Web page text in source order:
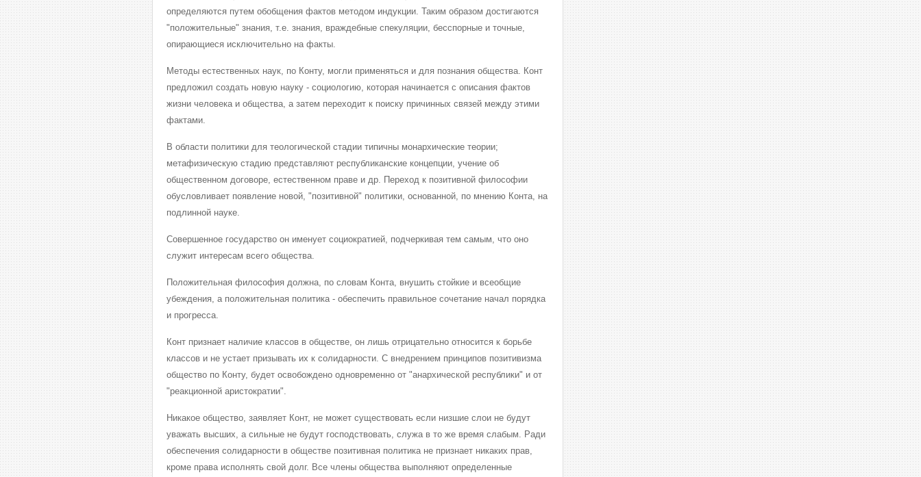
определяются путем обобщения фактов методом индукции. Таким образом достигаются
"положительные" знания, т.е. знания, враждебные спекуляции, бесспорные и точные,
опирающиеся исключительно на факты.
Методы естественных наук, по Конту, могли применяться и для познания общества. Конт
предложил создать новую науку - социологию, которая начинается с описания фактов
жизни человека и общества, а затем переходит к поиску причинных связей между этими
фактами.
В области политики для теологической стадии типичны монархические теории;
метафизическую стадию представляют республиканские концепции, учение об
общественном договоре, естественном праве и др. Переход к позитивной философии
обусловливает появление новой, "позитивной" политики, основанной, по мнению Конта, на
подлинной науке.
Совершенное государство он именует социократией, подчеркивая тем самым, что оно
служит интересам всего общества.
Положительная философия должна, по словам Конта, внушить стойкие и всеобщие
убеждения, а положительная политика - обеспечить правильное сочетание начал порядка
и прогресса.
Конт признает наличие классов в обществе, он лишь отрицательно относится к борьбе
классов и не устает призывать их к солидарности. С внедрением принципов позитивизма
общество по Конту, будет освобождено одновременно от "анархической республики" и от
"реакционной аристократии".
Никакое общество, заявляет Конт, не может существовать если низшие слои не будут
уважать высших, а сильные не будут господствовать, служа в то же время слабым. Ради
обеспечения солидарности в обществе позитивная политика не признает никаких прав,
кроме права исполнять свой долг. Все члены общества выполняют определенные